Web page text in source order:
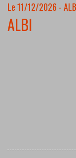
Le 11/12/2026 -
ALBI